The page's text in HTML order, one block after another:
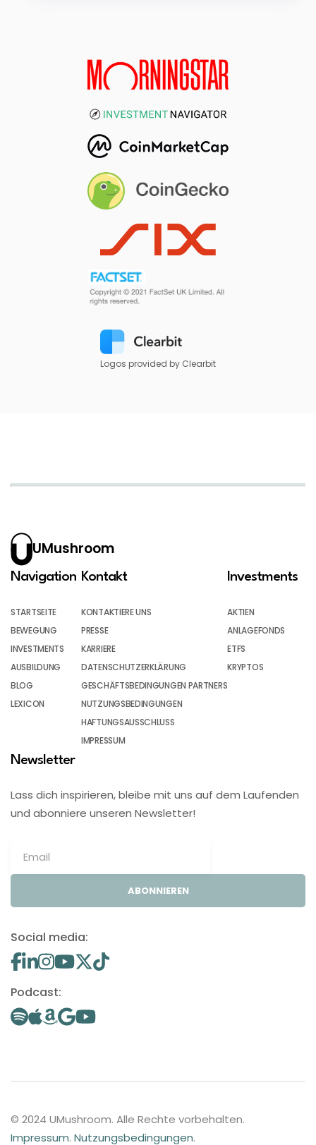
Logos provided by Clearbit
UMushroom
Navigation
STARTSEITE
BEWEGUNG
INVESTMENTS
AUSBILDUNG
BLOG
LEXICON
Kontakt
KONTAKTIERE UNS
PRESSE
KARRIERE
DATENSCHUTZERKLÄRUNG
GESCHÄFTSBEDINGUNGEN PARTNERS
NUTZUNGSBEDINGUNGEN
HAFTUNGSAUSSCHLUSS
IMPRESSUM
Investments
AKTIEN
ANLAGEFONDS
ETFS
KRYPTOS
Newsletter
Lass dich inspirieren, bleibe mit uns auf dem Laufenden
und abonniere unseren Newsletter!
ABONNIEREN
Social media:
Podcast:
© 2024 UMushroom. Alle Rechte vorbehalten.
Impressum. Nutzungsbedingungen.